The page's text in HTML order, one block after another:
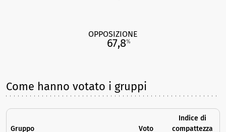
OPPOSIZIONE
67,8%
Come hanno votato i gruppi
Gruppo Voto
Indice di
compattezza